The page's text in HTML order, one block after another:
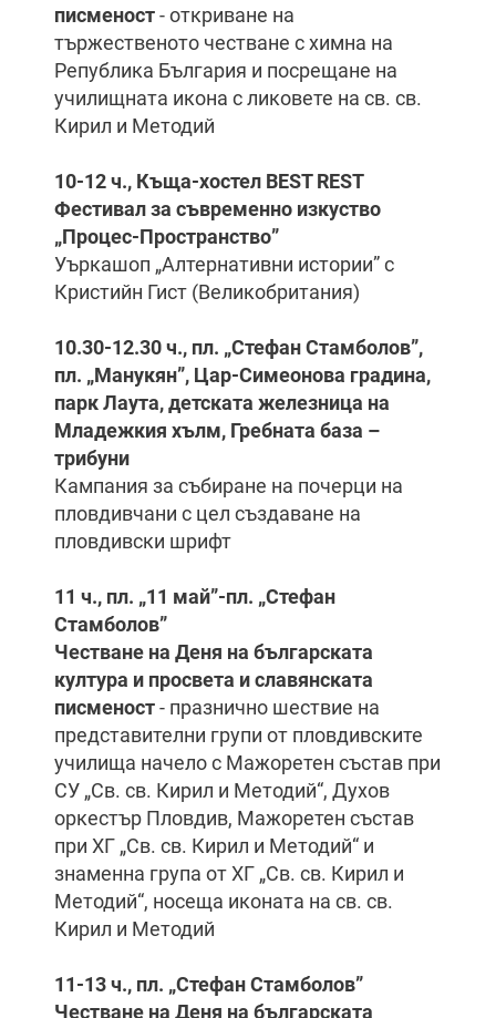
писменост- откриване на
тържественото честване с химна на
Република България и посрещане на
училищната икона с ликовете на св. св.
Кирил и Методий
10-12 ч., Къща-хостел BEST REST
Фестивал за съвременно изкуство
„Процес-Пространство”
Уъркашоп „Алтернативни истории” с
Кристийн Гист (Великобритания)
10.30-12.30 ч., пл. „Стефан Стамболов”,
пл. „Манукян”, Цар-Симеонова градина,
парк Лаута, детската железница на
Младежкия хълм, Гребната база –
трибуни
Кампания за събиране на почерци на
пловдивчани с цел създаване на
пловдивски шрифт
11 ч., пл. „11 май”-пл. „Стефан
Стамболов”
Честване на Деня на българската
култура и просвета и славянската
писменост- празнично шествие на
представителни групи от пловдивските
училища начело с Мажоретен състав при
СУ „Св. св. Кирил и Методий“, Духов
оркестър Пловдив, Мажоретен състав
при ХГ „Св. св. Кирил и Методий“ и
знаменна група от ХГ „Св. св. Кирил и
Методий“, носеща иконата на св. св.
Кирил и Методий
11-13 ч., пл. „Стефан Стамболов”
Честване на Деня на българската